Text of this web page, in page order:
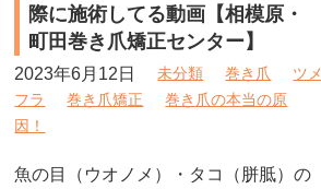
際に施術してる動画【相模原・
町田巻き爪矯正センター】
2023年6月12日 未分類 巻き爪
ツメ
フラ
巻き爪矯正
巻き爪の本当の原
因！
魚の目（ウオノメ）・タコ（胼胝）の